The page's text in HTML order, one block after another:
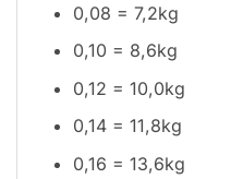
0,08 = 7,2kg
0,10 = 8,6kg
0,12 = 10,0kg
0,14 = 11,8kg
0,16 = 13,6kg